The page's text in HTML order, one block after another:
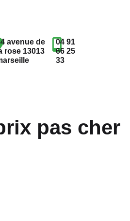
avenue de
rose 13013
04 91
66 25
33
pas cher